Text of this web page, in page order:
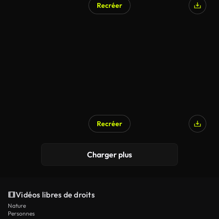
Recréer
Recréer
Charger plus
Vidéos libres de droits
Nature
Personnes